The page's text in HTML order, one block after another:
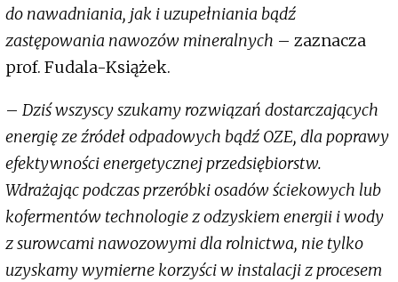
do nawadniania, jak i uzupełniania bądź
zastępowania nawozów mineralnych – zaznacza
prof. Fudala-Książek.
– Dziś wszyscy szukamy rozwiązań dostarczających
energię ze źródeł odpadowych bądź OZE, dla poprawy
efektywności energetycznej przedsiębiorstw.
Wdrażając podczas przeróbki osadów ściekowych lub
kofermentów technologie z odzyskiem energii i wody
z surowcami nawozowymi dla rolnictwa, nie tylko
uzyskamy wymierne korzyści w instalacji z procesem